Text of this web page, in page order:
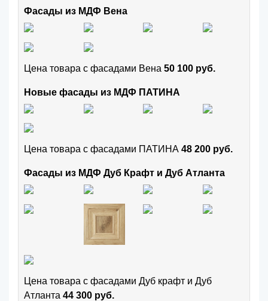
Фасады из МДФ Вена
Цена товара с фасадами Вена 50 100 руб.
Новые фасады из МДФ ПАТИНА
Цена товара с фасадами ПАТИНА 48 200 руб.
Фасады из МДФ Дуб Крафт и Дуб Атланта
Цена товара с фасадами Дуб крафт и Дуб
Атланта 44 300 руб.